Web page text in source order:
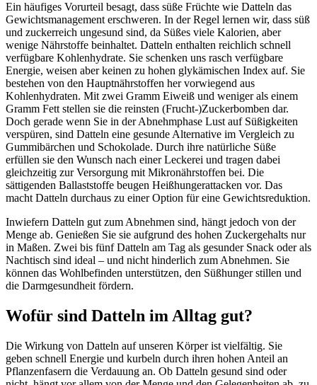
Ein häufiges Vorurteil besagt, dass süße Früchte wie Datteln das
Gewichtsmanagement erschweren. In der Regel lernen wir, dass süß
und zuckerreich ungesund sind, da Süßes viele Kalorien, aber
wenige Nährstoffe beinhaltet. Datteln enthalten reichlich schnell
verfügbare Kohlenhydrate. Sie schenken uns rasch verfügbare
Energie, weisen aber keinen zu hohen glykämischen Index auf. Sie
bestehen von den Hauptnährstoffen her vorwiegend aus
Kohlenhydraten. Mit zwei Gramm Eiweiß und weniger als einem
Gramm Fett stellen sie die reinsten (Frucht-)Zuckerbomben dar.
Doch gerade wenn Sie in der Abnehmphase Lust auf Süßigkeiten
verspüren, sind Datteln eine gesunde Alternative im Vergleich zu
Gummibärchen und Schokolade. Durch ihre natürliche Süße
erfüllen sie den Wunsch nach einer Leckerei und tragen dabei
gleichzeitig zur Versorgung mit Mikronährstoffen bei. Die
sättigenden Ballaststoffe beugen Heißhungerattacken vor. Das
macht Datteln durchaus zu einer Option für eine Gewichtsreduktion.
Inwiefern Datteln gut zum Abnehmen sind, hängt jedoch von der
Menge ab. Genießen Sie sie aufgrund des hohen Zuckergehalts nur
in Maßen. Zwei bis fünf Datteln am Tag als gesunder Snack oder als
Nachtisch sind ideal – und nicht hinderlich zum Abnehmen. Sie
können das Wohlbefinden unterstützen, den Süßhunger stillen und
die Darmgesundheit fördern.
Wofür sind Datteln im Alltag gut?
Die Wirkung von Datteln auf unseren Körper ist vielfältig. Sie
geben schnell Energie und kurbeln durch ihren hohen Anteil an
Pflanzenfasern die Verdauung an. Ob Datteln gesund sind oder